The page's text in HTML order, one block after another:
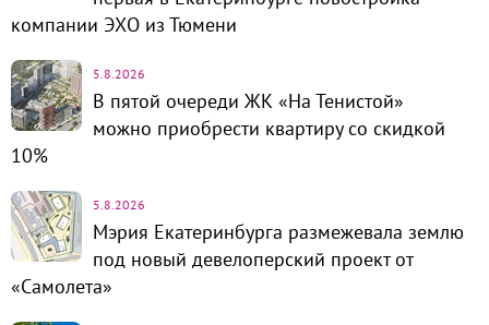
компании ЭХО из Тюмени
5.8.2026
В пятой очереди ЖК «На Тенистой»
можно приобрести квартиру со скидкой
10%
5.8.2026
Мэрия Екатеринбурга размежевала землю
под новый девелоперский проект от
«Самолета»